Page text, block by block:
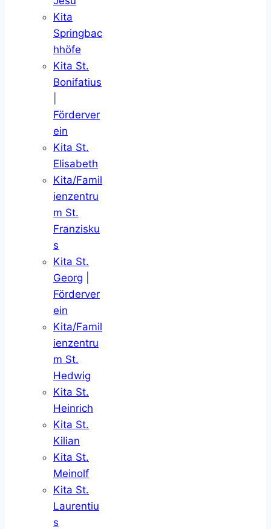
Kita
Springbac
hhöfe
Kita St.
Bonifatius
Förderver
ein
Kita St.
Elisabeth
Kita/Famil
ienzentru
m St.
Franzisku
s
Kita St.
Georg
Förderver
ein
Kita/Famil
ienzentru
m St.
Hedwig
Kita St.
Heinrich
Kita St.
Kilian
Kita St.
Meinolf
Kita St.
Laurentiu
s